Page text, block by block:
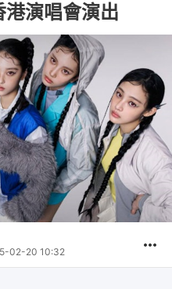
演唱會演出
02-20 10:32